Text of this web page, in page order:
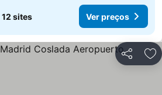
12 sites Ver preços
Partilhar